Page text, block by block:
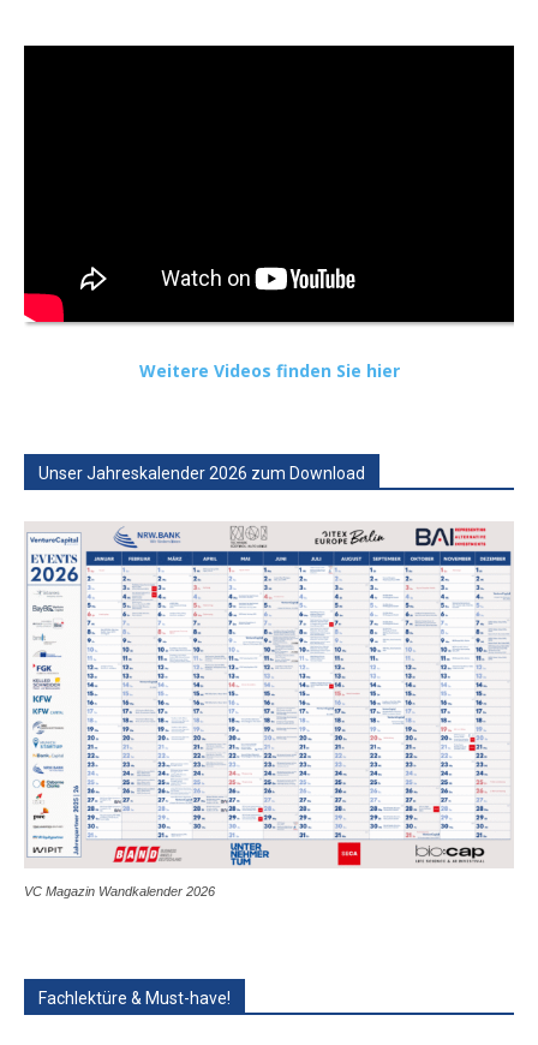
Weitere Videos finden Sie hier
Unser Jahreskalender 2026 zum Download
VC Magazin Wandkalender 2026
Fachlektüre & Must-have!